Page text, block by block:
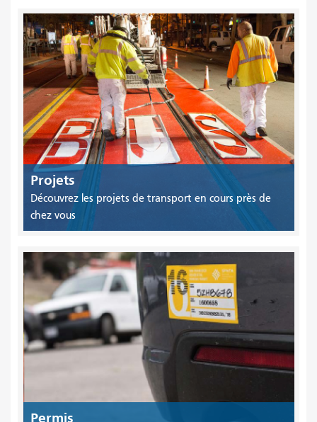
Projets
Découvrez les projets de transport en cours près de
chez vous
Permis